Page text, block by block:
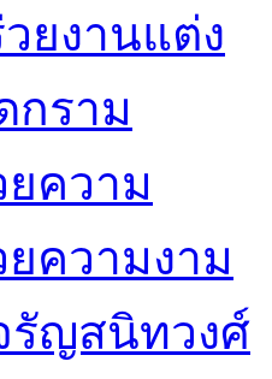
ยงานแต่ง
กราม
ความ
ความงาม
รัญสนิทวงศ์